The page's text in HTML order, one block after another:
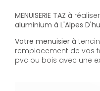
MENUISERIE TAZ à réaliser
aluminium à L'Alpes
Votre menuisier à
remplacement de vos
pvc ou bois avec une